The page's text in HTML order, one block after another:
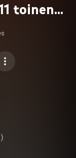
toinen